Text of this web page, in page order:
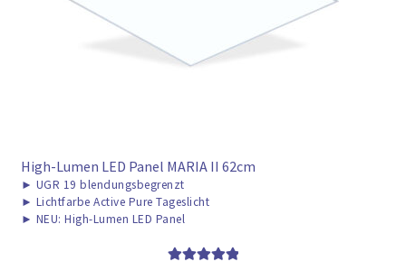
► ZAHLARTEN
► VERSANDARTEN
High-Lumen LED Panel MARIA II 62cm
► UGR 19 blendungsbegrenzt
► Lichtfarbe Active Pure Tageslicht
► NEU: High-Lumen LED Panel